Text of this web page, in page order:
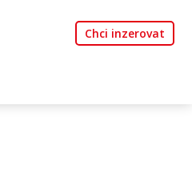
Chci inzerovat